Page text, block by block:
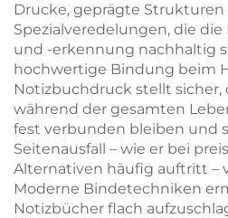
Drucke, geprägte Strukturen
Spezialveredelungen, die
und -erkennung nachhaltig
hochwertige Bindung beim
Notizbuchdruck stellt sicher,
während der gesamten
fest verbunden bleiben und
Seitenausfall – wie er bei
Alternativen häufig auftritt –
Moderne Bindetechniken
Notizbücher flach